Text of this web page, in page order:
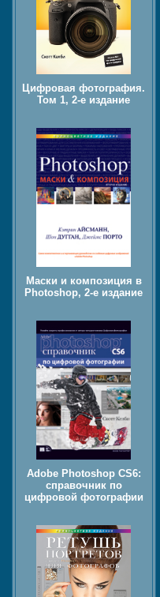
Цифровая фотография.
Том 1, 2-е издание
Маски и композиция в
Photoshop, 2-е издание
Adobe Photoshop CS6:
справочник по
цифровой фотографии